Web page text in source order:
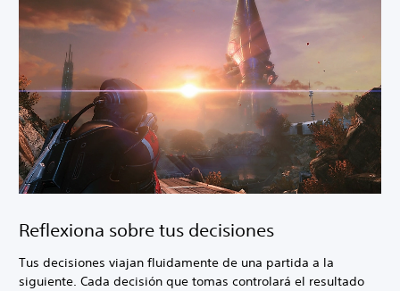
Reflexiona sobre tus decisiones
Tus decisiones viajan fluidamente de una partida a la
siguiente. Cada decisión que tomas controlará el resultado